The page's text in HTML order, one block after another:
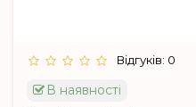
Відгуків: 0
В наявності